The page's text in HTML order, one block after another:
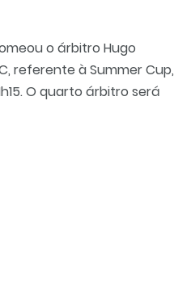
o árbitro Hugo
referente à Summer Cup,
O quarto árbitro será